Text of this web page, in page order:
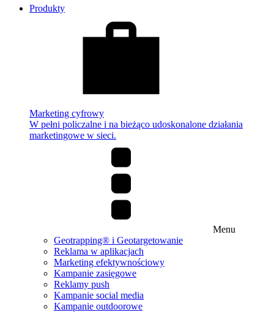
Produkty
Marketing cyfrowy
W pełni policzalne i na bieżąco udoskonalone działania
marketingowe w sieci.
Menu
Geotrapping® i Geotargetowanie
Reklama w aplikacjach
Marketing efektywnościowy
Kampanie zasięgowe
Reklamy push
Kampanie social media
Kampanie outdoorowe